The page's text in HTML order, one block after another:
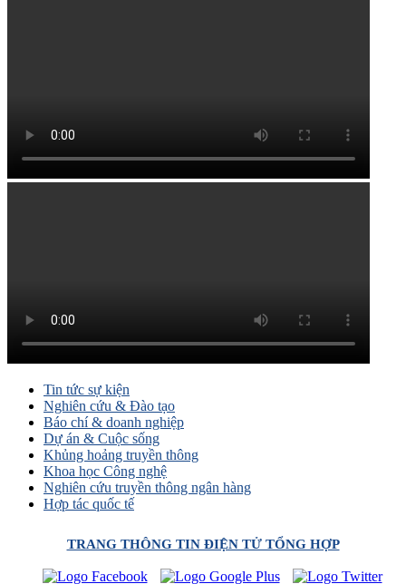
Tin tức sự kiện
Nghiên cứu & Đào tạo
Báo chí & doanh nghiệp
Dự án & Cuộc sống
Khủng hoảng truyền thông
Khoa học Công nghệ
Nghiên cứu truyền thông ngân hàng
Hợp tác quốc tế
TRANG THÔNG TIN ĐIỆN TỬ TỔNG HỢP